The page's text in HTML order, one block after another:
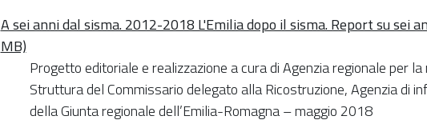
A sei anni dal sisma. 2012-2018 L'Emilia dopo il sisma. Report su sei
MB)
Progetto editoriale e realizzazione a cura di Agenzia regionale per
Struttura del Commissario delegato alla Ricostruzione, Agenzia di
della Giunta regionale dell’Emilia-Romagna – maggio 2018